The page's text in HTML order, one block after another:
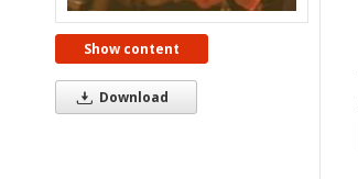
Show content
Download